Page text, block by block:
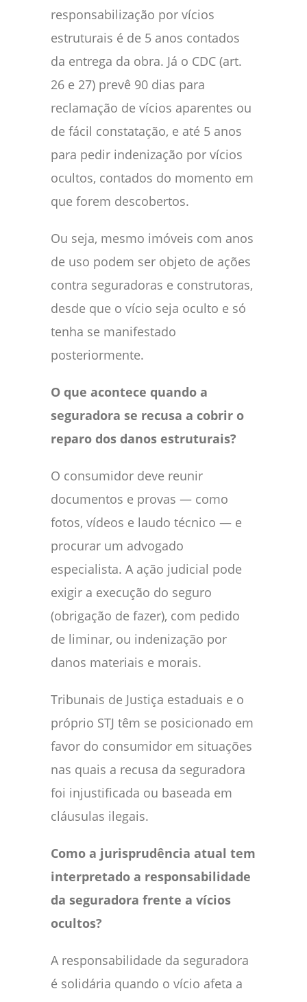
responsabilização por vícios
estruturais é de 5 anos contados
da entrega da obra. Já o CDC (art.
26 e 27) prevê 90 dias para
reclamação de vícios aparentes ou
de fácil constatação, e até 5 anos
para pedir indenização por vícios
ocultos, contados do momento em
que forem descobertos.
Ou seja, mesmo imóveis com anos
de uso podem ser objeto de ações
contra seguradoras e construtoras,
desde que o vício seja oculto e só
tenha se manifestado
posteriormente.
O que acontece quando a
seguradora se recusa a cobrir o
reparo dos danos estruturais?
O consumidor deve reunir
documentos e provas — como
fotos, vídeos e laudo técnico — e
procurar um advogado
especialista. A ação judicial pode
exigir a execução do seguro
(obrigação de fazer), com pedido
de liminar, ou indenização por
danos materiais e morais.
Tribunais de Justiça estaduais e o
próprio STJ têm se posicionado em
favor do consumidor em situações
nas quais a recusa da seguradora
foi injustificada ou baseada em
cláusulas ilegais.
Como a jurisprudência atual tem
interpretado a responsabilidade
da seguradora frente a vícios
ocultos?
A responsabilidade da seguradora
é solidária quando o vício afeta a